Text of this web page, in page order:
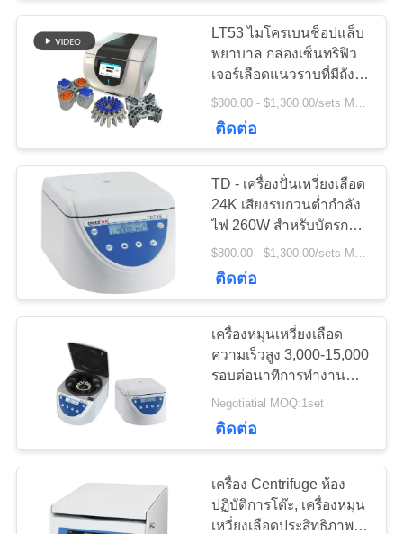
ข่าว
VR
แผนผัง
เว็บไซต์
PRIVACY
POLICY
LT53 ไมโครเบนช็อปแล็บ
พยาบาล กล่องเซ็นทริฟิว
เจอร์เลือดแนวราบที่มีถัง
สวิง
$800.00 - $1,300.00/sets MOQ:1 ชุด
ติดต่อ
TD - เครื่องปั่นเหวี่ยงเลือด
24K เสียงรบกวนต่ำกำลัง
ไฟ 260W สำหรับบัตรกรุ๊ป
เลือด
$800.00 - $1,300.00/sets MOQ:1set
ติดต่อ
เครื่องหมุนเหวี่ยงเลือด
ความเร็วสูง 3,000-15,000
รอบต่อนาทีการทำงานข
องพัลส์ต่อเนื่อง
Negotiatial MOQ:1set
ติดต่อ
เครื่อง Centrifuge ห้อง
ปฏิบัติการโต๊ะ, เครื่องหมุน
เหวี่ยงเลือดประสิทธิภาพที่